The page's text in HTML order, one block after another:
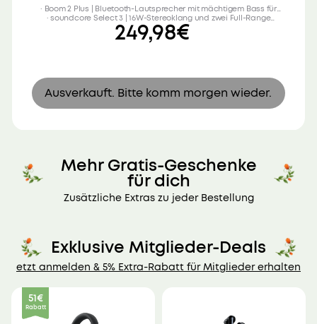
· Boom 2 Plus | Bluetooth-Lautsprecher mit mächtigem Bass für
Draußen
· soundcore Select 3 | 16W-Stereoklang und zwei Full-Range
Audiotreiber
249,98€
Ausverkauft. Bitte komm morgen wieder.
Mehr Gratis-Geschenke
für dich
Zusätzliche Extras zu jeder Bestellung
Exklusive Mitglieder-Deals
etzt anmelden & 5% Extra-Rabatt für Mitglieder erhalten
51€
Rabatt